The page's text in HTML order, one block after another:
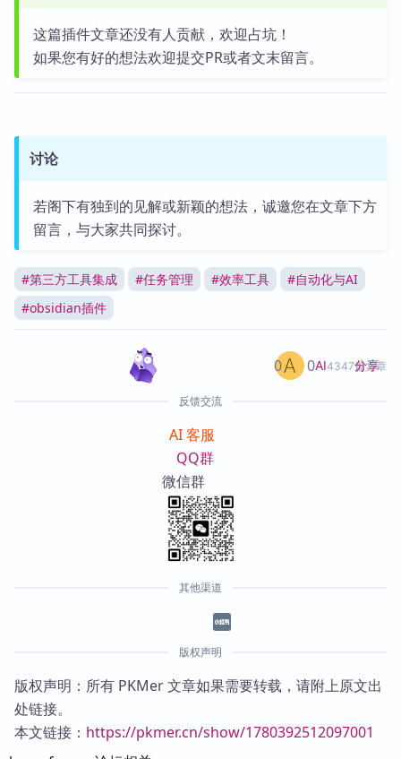
这篇插件文章还没有人贡献，欢迎占坑！
如果您有好的想法欢迎提交PR或者文末留言。
讨论
若阁下有独到的见解或新颖的想法，诚邀您在文章下方
留言，与大家共同探讨。
#第三方工具集成 #任务管理 #效率工具 #自动化与AI
#obsidian插件
AI4347篇文章
0 0 分享
反馈交流
AI 客服
QQ群
微信群
其他渠道
版权声明
版权声明：所有 PKMer 文章如果需要转载，请附上原文出
处链接。
本文链接： https://pkmer.cn/show/1780392512097001